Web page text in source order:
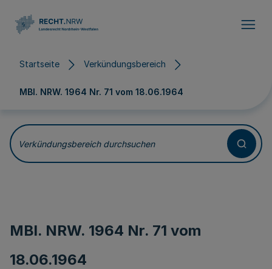
Startseite Verkündungsbereich
MBl. NRW. 1964 Nr. 71 vom 18.06.1964
Verkündungsbereich durchsuchen
MBl. NRW. 1964 Nr. 71 vom
18.06.1964